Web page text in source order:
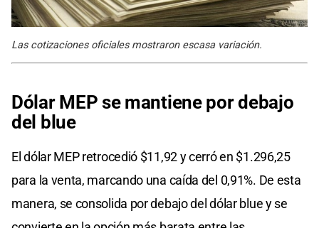
Las cotizaciones oficiales mostraron escasa variación.
Dólar MEP se mantiene por debajo
del blue
El dólar MEP retrocedió $11,92 y cerró en $1.296,25
para la venta, marcando una caída del 0,91%. De esta
manera, se consolida por debajo del dólar blue y se